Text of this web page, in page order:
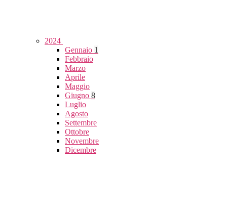
2024
Gennaio 1
Febbraio
Marzo
Aprile
Maggio
Giugno 8
Luglio
Agosto
Settembre
Ottobre
Novembre
Dicembre